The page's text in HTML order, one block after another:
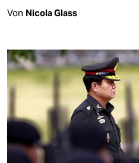
Von Nicola Glass